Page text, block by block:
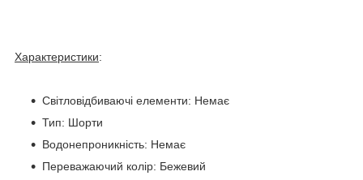
Характеристики:
Світловідбиваючі елементи: Немає
Тип: Шорти
Водонепроникність: Немає
Переважаючий колір: Бежевий